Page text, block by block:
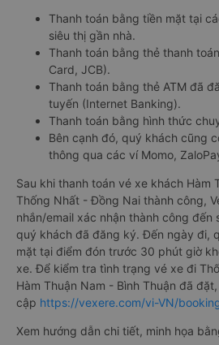
Thanh toán bằng tiền mặt tại
siêu thị gần nhà.
Thanh toán bằng thẻ thanh
Card, JCB).
Thanh toán bằng thẻ ATM đã
tuyến (Internet Banking).
Thanh toán bằng hình thức
Bên cạnh đó, quý khách cũng
thông qua các ví Momo,
Sau khi thanh toán vé xe khách Hàm
Thống Nhất - Đồng Nai thành công,
nhắn/email xác nhận thành công đến
quý khách đã đăng ký. Đến ngày đi,
mặt tại điểm đón trước 30 phút giờ
xe. Để kiểm tra tình trạng vé xe đi
Hàm Thuận Nam - Bình Thuận đã
cập https://vexere.com/vi-VN/
Xem hướng dẫn chi tiết, minh họa